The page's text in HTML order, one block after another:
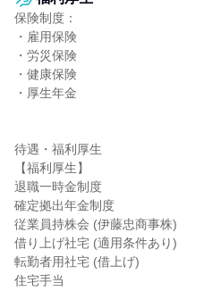
保険制度：
・雇用保険
・労災保険
・健康保険
・厚生年金
待遇・福利厚生
【福利厚生】
退職一時金制度
確定拠出年金制度
従業員持株会 (伊藤忠商事株)
借り上げ社宅 (適用条件あり)
転勤者用社宅 (借上げ)
住宅手当